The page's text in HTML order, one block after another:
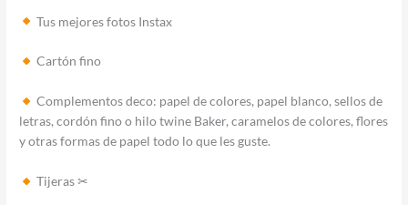
Tus mejores fotos Instax
Cartón fino
Complementos deco: papel de colores, papel blanco, sellos de
letras, cordón fino o hilo twine Baker, caramelos de colores, flores
y otras formas de papel todo lo que les guste.
Tijeras ✂